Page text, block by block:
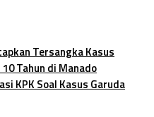
Tersangka Kasus
Tahun di Manado
KPK Soal Kasus Garuda